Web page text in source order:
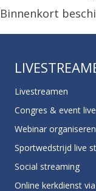
Binnenkort
Livestreamen
Congres & event
Webinar organiseren
Sportwedstrijd live
Social streaming
Online kerkdienst